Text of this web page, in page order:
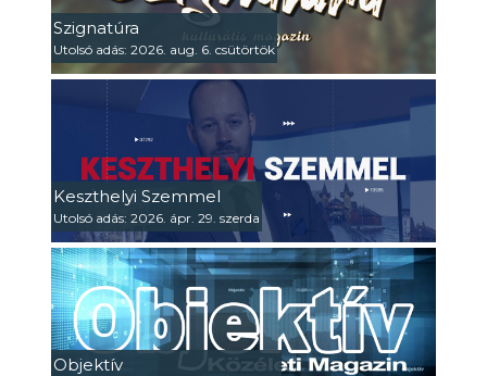
Szignatúra
Utolsó adás: 2026. aug. 6. csütörtök
Keszthelyi Szemmel
Utolsó adás: 2026. ápr. 29. szerda
Objektív